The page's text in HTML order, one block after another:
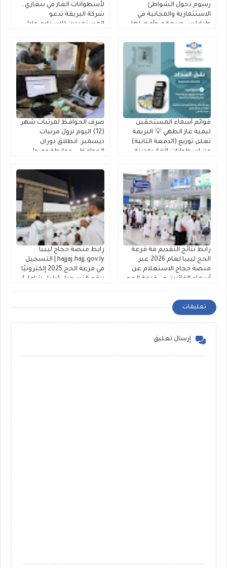
رسوم دخول الشواطئ
الاستثمارية والمجانية في
طرابلس وبنغازي وأفضلها
لأسطوانات الغاز في بنغازي..
شركة البريقة تدعو
المستفيدين للاستلام خلال
قوائم أسماء المستحقين
لبمبة غاز الطهي 💡 البريقة
تعلن توزيع (الدفعة الثانية)
من إسطوانات الغاز بمدينة
صرف الحوافظ لمرتبات شهر
(12) اليوم نزول مرتبات
ديسمبر: انطلاق دوران
الحوافظ .. وخارطة وصول
(راتبك لحظي)
رابط نتائج التقديم فة قرعة
الحج ليبيا لعام 2026 عبر
منصة حجاج الاستعلام عن
أسماء الفائزين في قرعة الحج
رابط منصة حجاج ليبيا
hajjaj.hajj.gov.ly | التسجيل
في قرعة الحج 2025 إلكترونيًا
برقم التسجيل (دليل شامل)
تعليقات
إرسال تعليق